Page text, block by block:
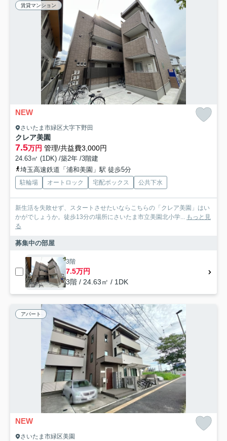
賃貸マンション
NEW
さいたま市緑区大字下野田
クレア美園
7.5万円 管理/共益費3,000円
24.63㎡ (1DK) /築2年 /3階建
埼玉高速鉄道「浦和美園」駅 徒歩5分
駐輪場 オートロック 宅配ボックス 公共下水
新生活を失敗せず、スタートさせたいならこちらの「クレア美園」はい
かがでしょうか。徒歩13分の場所にさいたま市立美園北小学...
もっと見
る
募集中の部屋
3階
7.5万円
3階 / 24.63㎡ / 1DK
アパート
NEW
さいたま市緑区美園